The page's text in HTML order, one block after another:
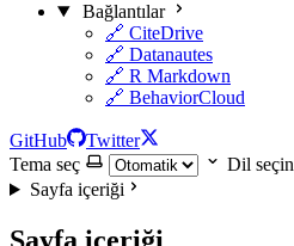
Bağlantılar
🔗 CiteDrive
🔗 Datanautes
🔗 R Markdown
🔗 BehaviorCloud
GitHub
Twitter
Tema seç
Dil seçin
Sayfa içeriği